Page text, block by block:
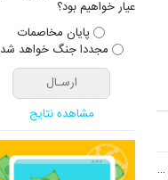
عیار خواهیم بود؟
پایان مخاصمات
مجددا جنگ خواهد شد
مشاهده نتایج